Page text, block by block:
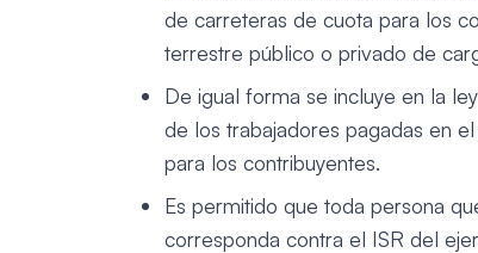
de carreteras de cuota para los
terrestre público o privado de
De igual forma se incluye en la
de los trabajadores pagadas en
para los contribuyentes.
Es permitido que toda persona
corresponda contra el ISR del